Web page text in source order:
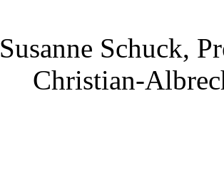
Susanne Schuck,
Christian-